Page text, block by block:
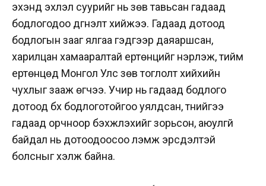
эхэнд эхлэл суурийг нь зөв тавьсан гадаад
бодлогодоо дүгнэлт хийжээ. Гадаад дотоод
бодлогын зааг ялгаа гэдгээр даяаршсан,
харилцан хамааралтай ертөнцийг нэрлэж, тийм
ертөнцөд Монгол Улс зөв тоглолт хийхийн
чухлыг зааж өгчээ. Учир нь гадаад бодлого
дотоод бүх бодлоготойгоо уялдсан, түүнийгээ
гадаад орчноор бэхжүүлэхийг зорьсон, аюулгүй
байдал нь дотоодоосоо үлэмж эрсдэлтэй
болсныг хэлж байна.